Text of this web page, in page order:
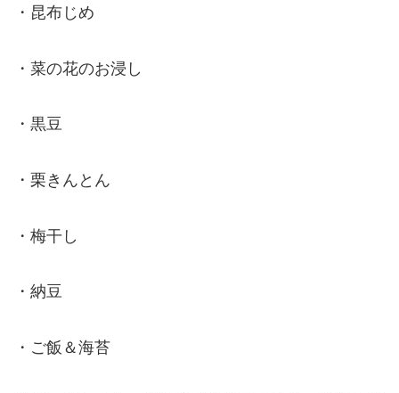
・昆布じめ
・菜の花のお浸し
・黒豆
・栗きんとん
・梅干し
・納豆
・ご飯＆海苔